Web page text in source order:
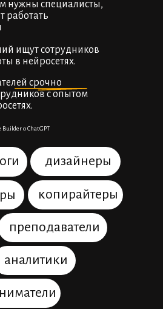
нужны специалисты,
работать
ищут сотрудников
в нейросетях.
Builder о ChatGPT
дизайнеры
аналитики
копирайтеры
преподаватели
срочно
с опытом